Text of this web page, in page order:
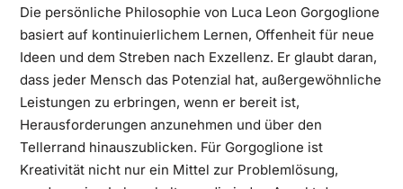
Die persönliche Philosophie von Luca Leon Gorgoglione
basiert auf kontinuierlichem Lernen, Offenheit für neue
Ideen und dem Streben nach Exzellenz. Er glaubt daran,
dass jeder Mensch das Potenzial hat, außergewöhnliche
Leistungen zu erbringen, wenn er bereit ist,
Herausforderungen anzunehmen und über den
Tellerrand hinauszublicken. Für Gorgoglione ist
Kreativität nicht nur ein Mittel zur Problemlösung,